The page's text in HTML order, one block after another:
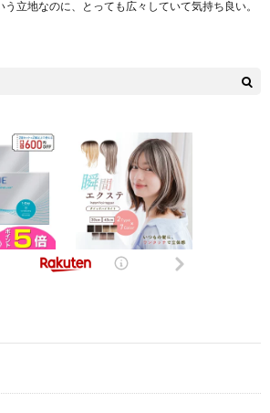
う立地なのに、とっても広々していて気持ち良い。